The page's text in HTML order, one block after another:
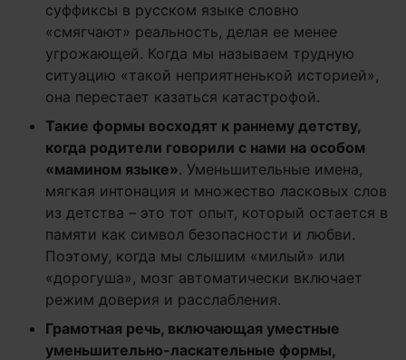
суффиксы в русском языке словно
«смягчают» реальность, делая ее менее
угрожающей. Когда мы называем трудную
ситуацию «такой неприятненькой историей»,
она перестает казаться катастрофой.
Такие формы восходят к раннему детству,
когда родители говорили с нами на особом
«мамином языке». Уменьшительные имена,
мягкая интонация и множество ласковых слов
из детства – это тот опыт, который остается в
памяти как символ безопасности и любви.
Поэтому, когда мы слышим «милый» или
«дорогуша», мозг автоматически включает
режим доверия и расслабления.
Грамотная речь, включающая уместные
уменьшительно-ласкательные формы,